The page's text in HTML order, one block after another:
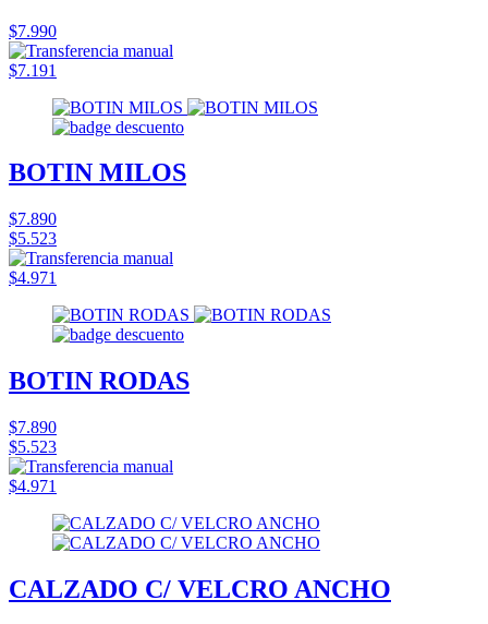
$7.990
$7.191
BOTIN MILOS
$7.890
$5.523
$4.971
BOTIN RODAS
$7.890
$5.523
$4.971
CALZADO C/ VELCRO ANCHO